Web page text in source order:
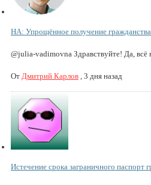
НА: Упрощённое получение
@julia-vadimovna Здравствуйте! Да, всё
От Дмитрий Карлов 3 дня назад
Истечение срока заграничного паспорт